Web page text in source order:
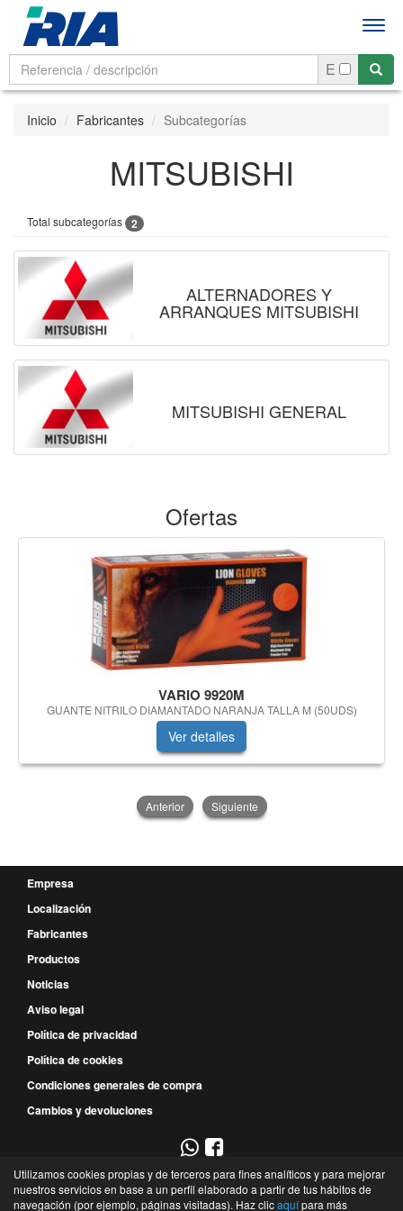
E
Inicio Fabricantes Subcategorías
MITSUBISHI
Total subcategorías 2
ALTERNADORES Y
ARRANQUES MITSUBISHI
MITSUBISHI GENERAL
Ofertas
VARIO 9920M
GUANTE NITRILO DIAMANTADO NARANJA TALLA M (50UDS)
Ver detalles
Anterior Siguiente
Empresa
Localización
Fabricantes
Productos
Noticias
Aviso legal
Política de privacidad
Política de cookies
Condiciones generales de compra
Cambios y devoluciones
967 52 29 00
P.E. Campollano - Avda. 4ª, 9 - Nave 3B - 02007 - Albacete - Albacete - España
Utilizamos cookies propias y de terceros para fines analíticos y para mejorar
nuestros servicios en base a un perfil elaborado a partir de tus hábitos de
navegación (por ejemplo, páginas visitadas). Haz clicaquípara más